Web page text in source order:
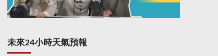
未來24小時天氣預報